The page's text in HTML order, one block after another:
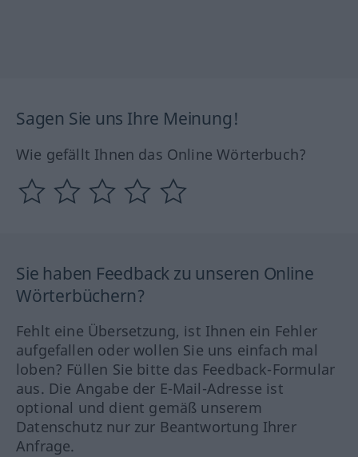
Sagen Sie uns Ihre Meinung!
Wie gefällt Ihnen das Online Wörterbuch?
Sie haben Feedback zu unseren Online
Wörterbüchern?
Fehlt eine Übersetzung, ist Ihnen ein Fehler
aufgefallen oder wollen Sie uns einfach mal
loben? Füllen Sie bitte das Feedback-Formular
aus. Die Angabe der E-Mail-Adresse ist
optional und dient gemäß unserem
Datenschutz nur zur Beantwortung Ihrer
Anfrage.